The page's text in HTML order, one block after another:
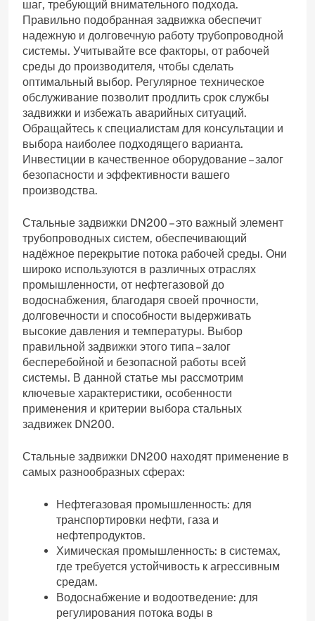
шаг, требующий внимательного подхода.
Правильно подобранная задвижка обеспечит
надежную и долговечную работу трубопроводной
системы. Учитывайте все факторы, от рабочей
среды до производителя, чтобы сделать
оптимальный выбор. Регулярное техническое
обслуживание позволит продлить срок службы
задвижки и избежать аварийных ситуаций.
Обращайтесь к специалистам для консультации и
выбора наиболее подходящего варианта.
Инвестиции в качественное оборудование – залог
безопасности и эффективности вашего
производства.
Стальные задвижки DN200 – это важный элемент
трубопроводных систем, обеспечивающий
надёжное перекрытие потока рабочей среды. Они
широко используются в различных отраслях
промышленности, от нефтегазовой до
водоснабжения, благодаря своей прочности,
долговечности и способности выдерживать
высокие давления и температуры. Выбор
правильной задвижки этого типа – залог
бесперебойной и безопасной работы всей
системы. В данной статье мы рассмотрим
ключевые характеристики, особенности
применения и критерии выбора стальных
задвижек DN200.
Стальные задвижки DN200 находят применение в
самых разнообразных сферах:
Нефтегазовая промышленность: для
транспортировки нефти, газа и
нефтепродуктов.
Химическая промышленность: в системах,
где требуется устойчивость к агрессивным
средам.
Водоснабжение и водоотведение: для
регулирования потока воды в